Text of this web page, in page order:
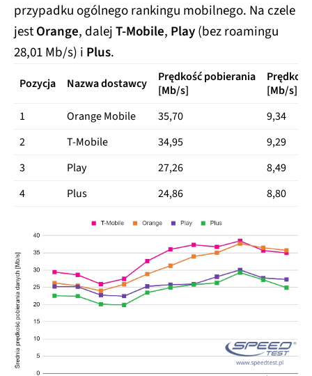
przypadku ogólnego rankingu mobilnego. Na czele
jestOrange, dalejT-Mobile, Play(bez roamingu
28,01 Mb/s) i Plus.
Pozycja Nazwa dostawcy
Prędkość pobierania
[Mb/s]
[Mb/s]
1
Orange Mobile 35,70
9,34
2
T-Mobile 34,95
9,29
3
Play 27,26
8,49
4
Plus 24,86 8,80